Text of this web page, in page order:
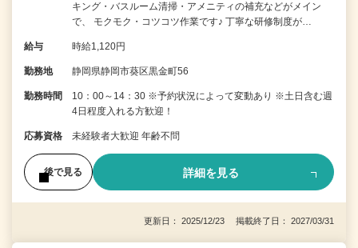
キング・バスルーム清掃・アメニティの補充などがメイン
で、 モクモク・コツコツ作業です♪ 丁寧な研修制度が…
給与 時給1,120円
勤務地 静岡県静岡市葵区黒金町56
勤務時間
10：00～14：30 ※予約状況によって変動あり ※土日含む週
4日程度入れる方歓迎！
応募資格 未経験者大歓迎 年齢不問
後で見る 詳細を見る
更新日： 2025/12/23 掲載終了日： 2027/03/31